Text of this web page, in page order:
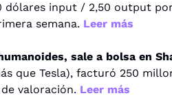
dólares input / 2,50 output
semana. Leer más
que Tesla), facturó 250
valoración. Leer más